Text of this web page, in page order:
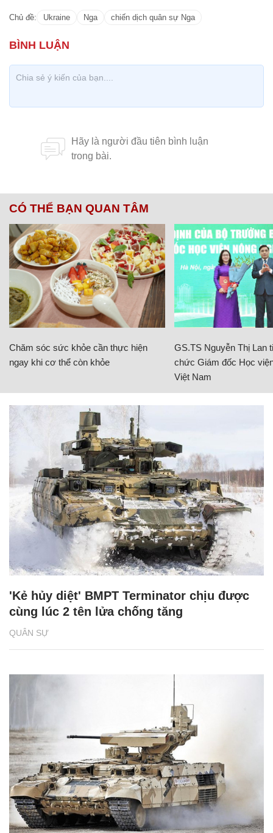
Chủ đề: Ukraine Nga chiến dịch quân sự Nga
CÓ THỂ BẠN QUAN TÂM
Chăm sóc sức khỏe cần thực hiện
ngay khi cơ thể còn khỏe
GS.TS Nguyễn Thị Lan
chức Giám đốc Học
Việt Nam
QUÂN SỰ
'Kẻ hủy diệt' BMPT Terminator chịu được
cùng lúc 2 tên lửa chống tăng